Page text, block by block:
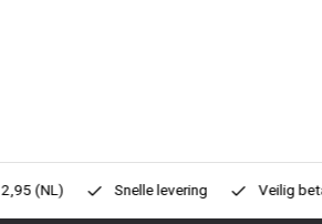
Snelle levering Veilig